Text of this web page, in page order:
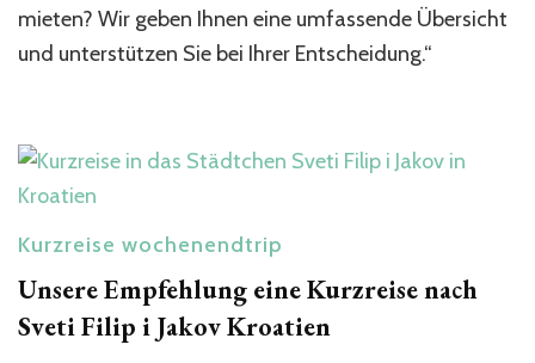
kostet
ein
Wir
Ihnen
mieten? Wir geben Ihnen eine umfassende Übersicht
und unterstützen Sie bei Ihrer Entscheidung.“
Kurzreise wochenendtrip
Unsere Empfehlung eine Kurzreise nach
Sveti Filip i Jakov Kroatien